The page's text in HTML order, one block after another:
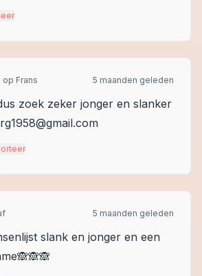
op Frans 5 maanden geleden
zoek zeker jonger en slanker
5 maanden geleden
slank en jonger en een